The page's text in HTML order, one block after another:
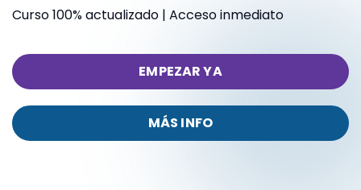
Curso 100% actualizado | Acceso inmediato
EMPEZAR YA
MÁS INFO